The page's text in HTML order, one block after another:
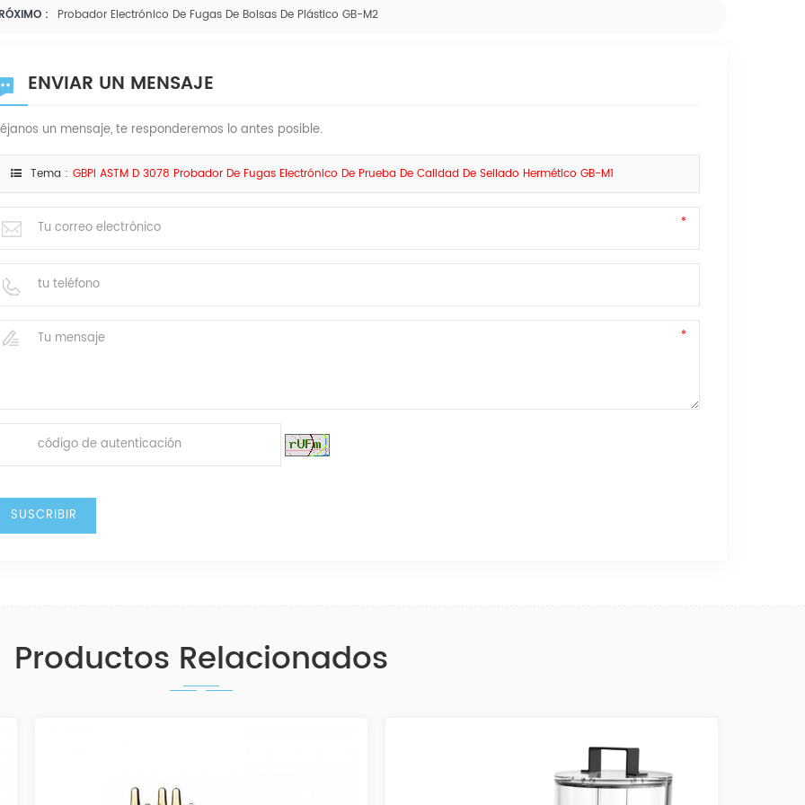
: Probador Electrónico De Fugas De Bolsas De Plástico GB-M2
ENVIAR UN MENSAJE
un mensaje, te responderemos lo antes posible.
Tema : GBPI ASTM D 3078 Probador De Fugas Electrónico De Prueba De Calidad De Sellado Hermético GB-M1
Productos Relacionados